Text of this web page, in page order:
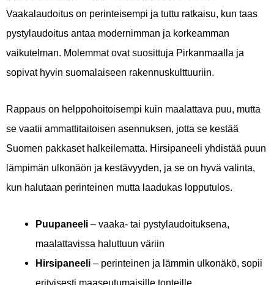
Vaakalaudoitus on perinteisempi ja tuttu ratkaisu, kun taas
pystylaudoitus antaa modernimman ja korkeamman
vaikutelman. Molemmat ovat suosittuja Pirkanmaalla ja
sopivat hyvin suomalaiseen rakennuskulttuuriin.
Rappaus on helppohoitoisempi kuin maalattava puu, mutta
se vaatii ammattitaitoisen asennuksen, jotta se kestää
Suomen pakkaset halkeilematta. Hirsipaneeli yhdistää puun
lämpimän ulkonäön ja kestävyyden, ja se on hyvä valinta,
kun halutaan perinteinen mutta laadukas lopputulos.
Puupaneeli – vaaka- tai pystylaudoituksena,
maalattavissa haluttuun väriin
Hirsipaneeli – perinteinen ja lämmin ulkonäkö, sopii
erityisesti maaseutumaisille tonteille